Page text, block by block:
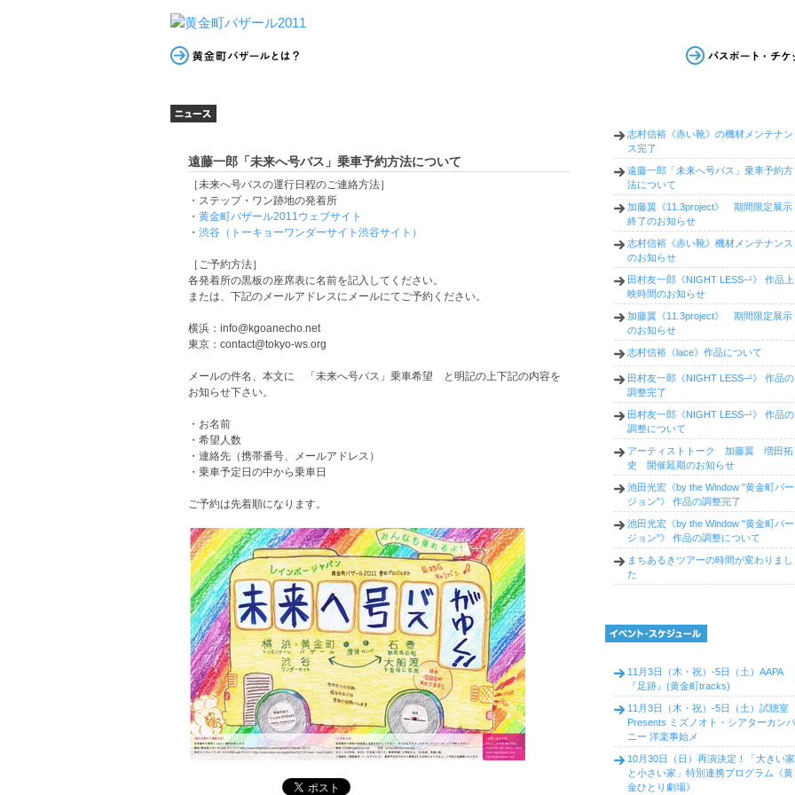
遠藤一郎「未来へ号バス」乗車予約方法について
［未来へ号バスの運行日程のご連絡方法］
・ステップ・ワン跡地の発着所
・ 黄金町バザール2011ウェブサイト
・ 渋谷（トーキョーワンダーサイト渋谷サイト）
［ご予約方法］
各発着所の黒板の座席表に名前を記入してください。
または、下記のメールアドレスにメールにてご予約ください。
横浜：info@kgoanecho.net
東京：contact@tokyo-ws.org
メールの件名、本文に 「未来へ号バス」乗車希望 と明記の上下記の内容を
お知らせ下さい。
・お名前
・希望人数
・連絡先（携帯番号、メールアドレス）
・乗車予定日の中から乗車日
ご予約は先着順になります。
志村信裕《赤い靴》の機材メンテナン
ス完了
遠藤一郎「未来へ号バス」乗車予約方
法について
加藤翼《11.3project》 期間限定展示
終了のお知らせ
志村信裕《赤い靴》機材メンテナンス
のお知らせ
田村友一郎《NIGHT LESS−¹》 作品上
映時間のお知らせ
加藤翼《11.3project》 期間限定展示
のお知らせ
志村信裕《lace》作品について
田村友一郎《NIGHT LESS−¹》 作品の
調整完了
田村友一郎《NIGHT LESS−¹》 作品の
調整について
アーティストトーク 加藤翼 増田拓
史 開催延期のお知らせ
池田光宏《by the Window "黄金町バー
ジョン"》 作品の調整完了
池田光宏《by the Window "黄金町バー
ジョン"》 作品の調整について
まちあるきツアーの時間が変わりまし
た
11月3日（木・祝）-5日（土）AAPA
『足跡』(黄金町tracks)
11月3日（木・祝）-5日（土）試聴室
Presents ミズノオト・シアターカンパ
ニー 洋楽事始メ
10月30日（日）再演決定！「大きい家
と小さい家」特別連携プログラム《黄
金ひとり劇場》